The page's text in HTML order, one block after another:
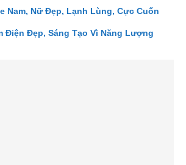
Nam, Nữ Đẹp, Lạnh Lùng, Cực Cuốn
Điện Đẹp, Sáng Tạo Vì Năng Lượng